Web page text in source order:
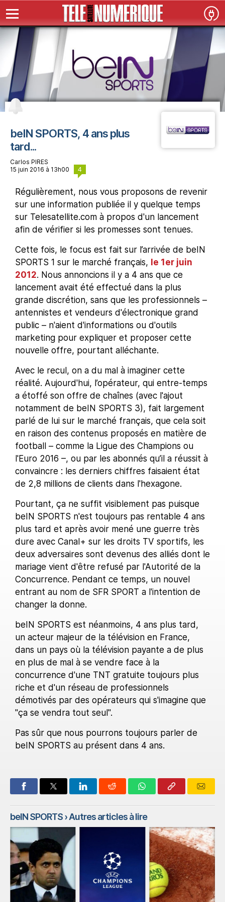
beIN SPORTS, 4 ans plus
tard...
Carlos PIRES
15 juin 2016 à 13h00
4
Régulièrement, nous vous proposons de revenir
sur une information publiée il y quelque temps
sur Telesatellite.com à propos d'un lancement
afin de vérifier si les promesses sont tenues.
Cette fois, le focus est fait sur l’arrivée de beIN
SPORTS 1 sur le marché français, le 1er juin
2012. Nous annoncions il y a 4 ans que ce
lancement avait été effectué dans la plus
grande discrétion, sans que les professionnels –
antennistes et vendeurs d'électronique grand
public – n'aient d'informations ou d'outils
marketing pour expliquer et proposer cette
nouvelle offre, pourtant alléchante.
Avec le recul, on a du mal à imaginer cette
réalité. Aujourd'hui, l’opérateur, qui entre-temps
a étoffé son offre de chaînes (avec l'ajout
notamment de beIN SPORTS 3), fait largement
parlé de lui sur le marché français, que cela soit
en raison des contenus proposés en matière de
football – comme la Ligue des Champions ou
l'Euro 2016 –, ou par les abonnés qu’il a réussit à
convaincre : les derniers chiffres faisaient état
de 2,8 millions de clients dans l'hexagone.
Pourtant, ça ne suffit visiblement pas puisque
beIN SPORTS n'est toujours pas rentable 4 ans
plus tard et après avoir mené une guerre très
dure avec Canal+ sur les droits TV sportifs, les
deux adversaires sont devenus des alliés dont le
mariage vient d'être refusé par l'Autorité de la
Concurrence. Pendant ce temps, un nouvel
entrant au nom de SFR SPORT a l'intention de
changer la donne.
beIN SPORTS est néanmoins, 4 ans plus tard,
un acteur majeur de la télévision en France,
dans un pays où la télévision payante a de plus
en plus de mal à se vendre face à la
concurrence d'une TNT gratuite toujours plus
riche et d'un réseau de professionnels
démotivés par des opérateurs qui s'imagine que
"ça se vendra tout seul".
Pas sûr que nous pourrons toujours parler de
beIN SPORTS au présent dans 4 ans.
beIN SPORTS› Autres articles à lire